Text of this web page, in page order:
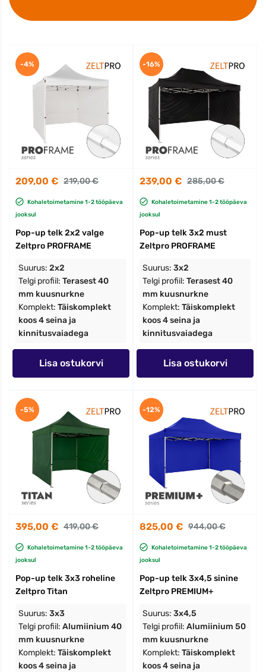
209,00 € 219,00 €
Kohaletoimetamine 1-2 tööpäeva
jooksul
Pop-up telk 2x2 valge
Zeltpro PROFRAME
Suurus: 2x2
Telgi profiil: Terasest 40
mm kuusnurkne
Komplekt: Täiskomplekt
koos 4 seina ja
kinnitusvaiadega
Lisa ostukorvi
-4%
239,00 € 285,00 €
Kohaletoimetamine 1-2 tööpäeva
jooksul
Pop-up telk 3x2 must
Zeltpro PROFRAME
Suurus: 3x2
Telgi profiil: Terasest 40
mm kuusnurkne
Komplekt: Täiskomplekt
koos 4 seina ja
kinnitusvaiadega
Lisa ostukorvi
-16%
395,00 € 419,00 €
Kohaletoimetamine 1-2 tööpäeva
jooksul
Pop-up telk 3x3 roheline
Zeltpro Titan
Suurus: 3x3
Telgi profiil: Alumiinium 40
mm kuusnurkne
Komplekt: Täiskomplekt
koos 4 seina ja
-5%
825,00 € 944,00 €
Kohaletoimetamine 1-2 tööpäeva
jooksul
Pop-up telk 3x4,5 sinine
Zeltpro PREMIUM+
Suurus: 3x4,5
Telgi profiil: Alumiinium 50
mm kuusnurkne
Komplekt: Täiskomplekt
koos 4 seina ja
-12%